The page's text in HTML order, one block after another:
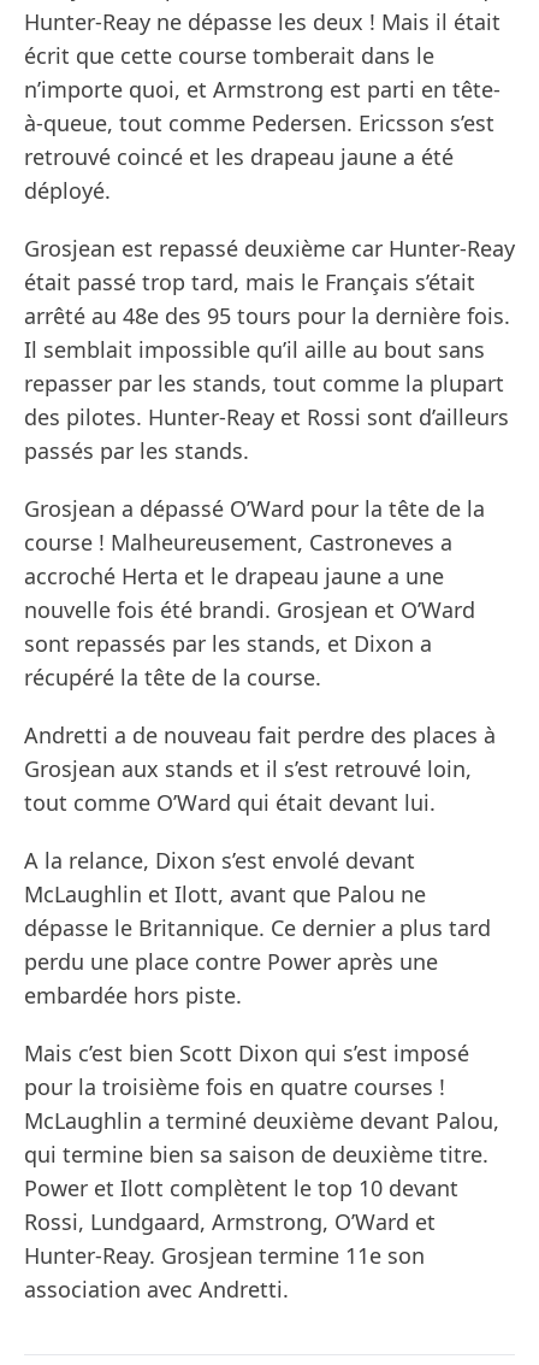
Hunter-Reay ne dépasse les deux ! Mais il était
écrit que cette course tomberait dans le
n’importe quoi, et Armstrong est parti en tête-
à-queue, tout comme Pedersen. Ericsson s’est
retrouvé coincé et les drapeau jaune a été
déployé.
Grosjean est repassé deuxième car Hunter-Reay
était passé trop tard, mais le Français s’était
arrêté au 48e des 95 tours pour la dernière fois.
Il semblait impossible qu’il aille au bout sans
repasser par les stands, tout comme la plupart
des pilotes. Hunter-Reay et Rossi sont d’ailleurs
passés par les stands.
Grosjean a dépassé O’Ward pour la tête de la
course ! Malheureusement, Castroneves a
accroché Herta et le drapeau jaune a une
nouvelle fois été brandi. Grosjean et O’Ward
sont repassés par les stands, et Dixon a
récupéré la tête de la course.
Andretti a de nouveau fait perdre des places à
Grosjean aux stands et il s’est retrouvé loin,
tout comme O’Ward qui était devant lui.
A la relance, Dixon s’est envolé devant
McLaughlin et Ilott, avant que Palou ne
dépasse le Britannique. Ce dernier a plus tard
perdu une place contre Power après une
embardée hors piste.
Mais c’est bien Scott Dixon qui s’est imposé
pour la troisième fois en quatre courses !
McLaughlin a terminé deuxième devant Palou,
qui termine bien sa saison de deuxième titre.
Power et Ilott complètent le top 10 devant
Rossi, Lundgaard, Armstrong, O’Ward et
Hunter-Reay. Grosjean termine 11e son
association avec Andretti.